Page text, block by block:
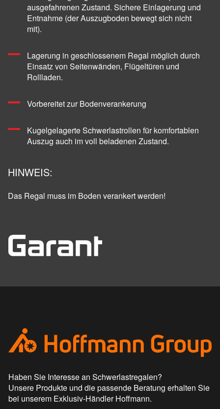
ausgefahrenen Zustand. Sichere Einlagerung und
Entnahme (der Auszugboden bewegt sich nicht
mit).
Lagerung in geschlossenem Regal möglich durch
Einsatz von Seitenwänden, Flügeltüren und
Rollladen.
Vorbereitet zur Bodenverankerung
Kugelgelagerte Schwerlastrollen für komfortablen
Auszug auch im voll beladenen Zustand.
HINWEIS:
Das Regal muss im Boden verankert werden!
Haben Sie Interesse an Schwerlastregalen?
Unsere Produkte und die passende Beratung erhalten Sie
bei unserem Exklusiv-Händler Hoffmann.